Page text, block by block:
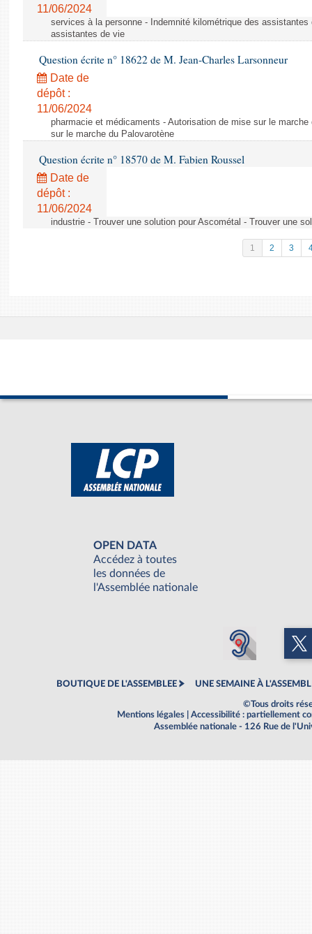
11/06/2024
services à la personne - Indemnité kilométrique des
assistantes de vie
Question écrite n° 18622 de M. Jean-Charles Larsonneur
Date de
dépôt :
11/06/2024
pharmacie et médicaments - Autorisation de mise sur le
sur le marche du Palovarotène
Question écrite n° 18570 de M. Fabien Roussel
Date de
dépôt :
11/06/2024
industrie - Trouver une solution pour Ascométal - Trouver une
1 2 3
OPEN DATA
Accédez à toutes
les données de
l'Assemblée nationale
BOUTIQUE DE L'ASSEMBLEE UNE SEMAINE À
©Tous droits
Mentions légales
Accessibilité : partiellement
Assemblée nationale - 126 Rue de